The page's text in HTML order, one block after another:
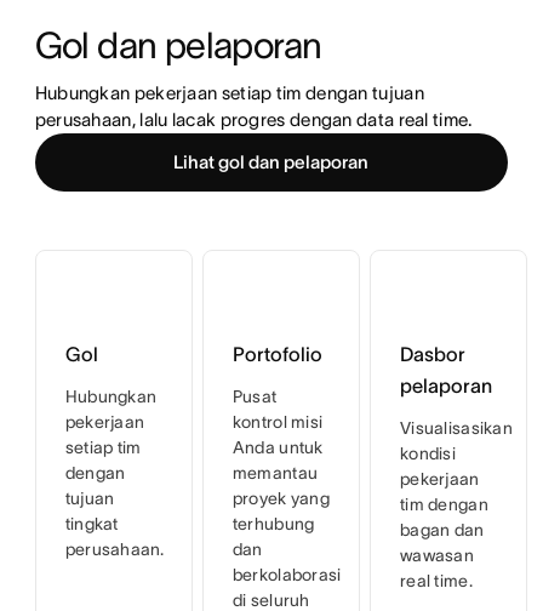
Gol dan pelaporan
Hubungkan pekerjaan setiap tim dengan tujuan
perusahaan, lalu lacak progres dengan data real time.
Lihat gol dan pelaporan
Gol
Hubungkan
pekerjaan
setiap tim
dengan
tujuan
tingkat
perusahaan.
Portofolio
Pusat
kontrol misi
Anda untuk
memantau
proyek yang
terhubung
dan
berkolaborasi
di seluruh
Dasbor
pelaporan
Visualisasikan
kondisi
pekerjaan
tim dengan
bagan dan
wawasan
real time.